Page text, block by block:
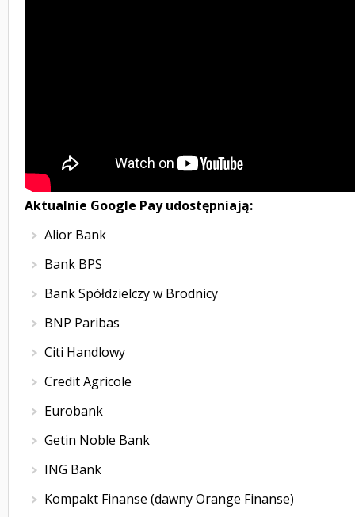
Aktualnie Google Pay udostępniają:
Alior Bank
Bank BPS
Bank Spółdzielczy w Brodnicy
BNP Paribas
Citi Handlowy
Credit Agricole
Eurobank
Getin Noble Bank
ING Bank
Kompakt Finanse (dawny Orange Finanse)